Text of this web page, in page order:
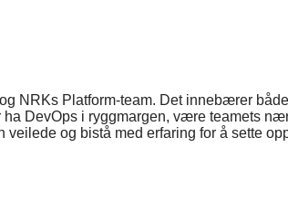
NRKs Platform-team. Det innebærer
DevOps i ryggmargen, være teamets
og bistå med erfaring for å sette